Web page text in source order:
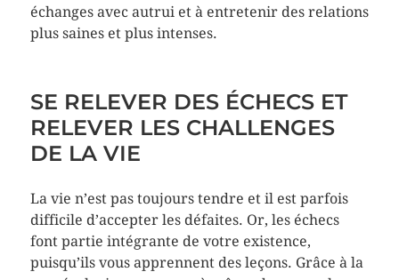
échanges avec autrui et à entretenir des relations
plus saines et plus intenses.
SE RELEVER DES ÉCHECS ET
RELEVER LES CHALLENGES
DE LA VIE
La vie n’est pas toujours tendre et il est parfois
difficile d’accepter les défaites. Or, les échecs
font partie intégrante de votre existence,
puisqu’ils vous apprennent des leçons. Grâce à la